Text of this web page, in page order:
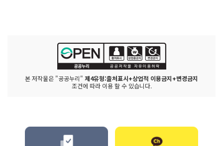
본 저작물은 "공공누리" 제4유형:출처표시+상업적 이용금지+변경금지
조건에 따라 이용 할 수 있습니다.